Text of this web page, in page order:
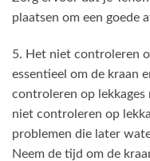
plaatsen om een goede
5. Het niet controleren
essentieel om de kraan
controleren op
niet controleren op
problemen die later
Neem de tijd om de